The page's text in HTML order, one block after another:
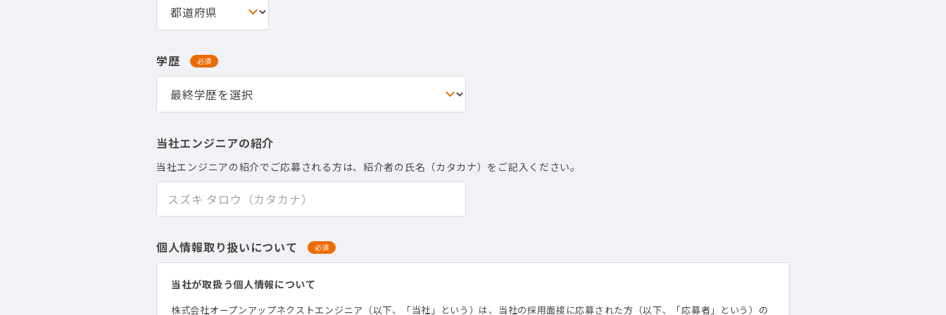
学歴 必須
当社エンジニアの紹介
当社エンジニアの紹介でご応募される方は、紹介者の氏名（カタカナ）をご記入ください。
個人情報取り扱いについて 必須
当社が取扱う個人情報について
株式会社オープンアップネクストエンジニア（以下、「当社」という）は、当社の採用面接に応募された方（以下、「応募者」という）の